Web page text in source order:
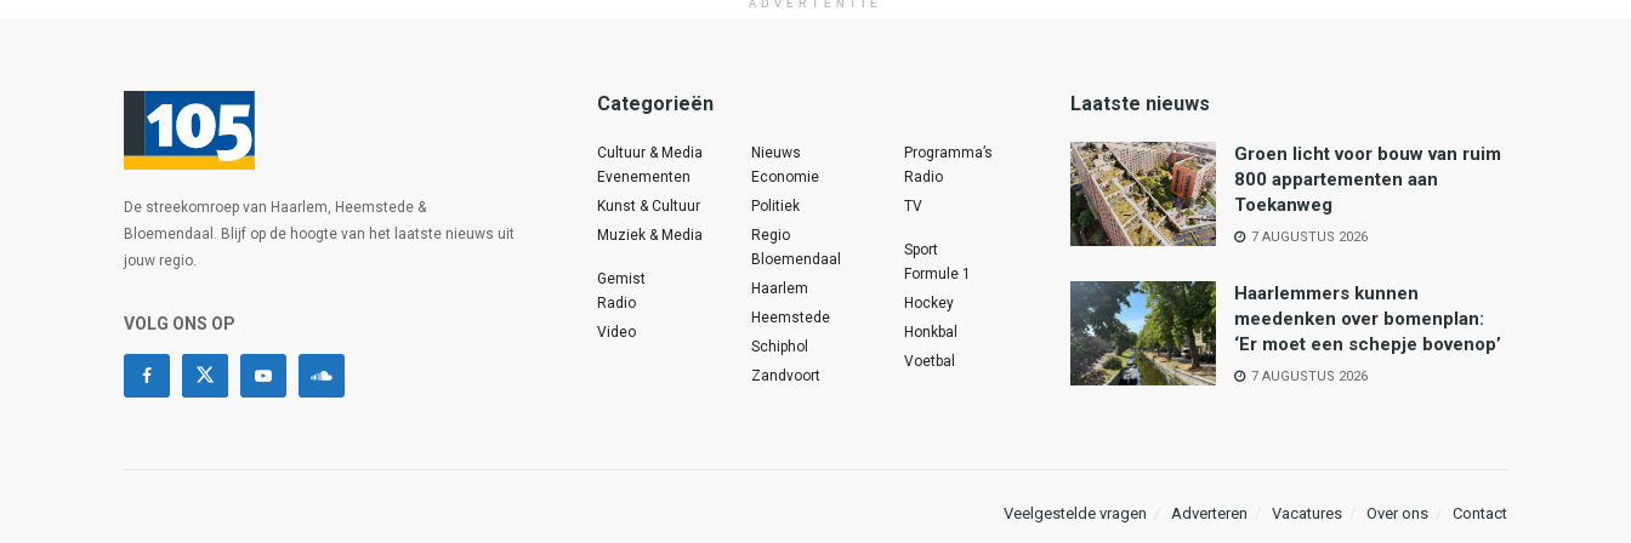
ADVERTENTIE
De streekomroep van Haarlem, Heemstede &
Bloemendaal. Blijf op de hoogte van het laatste nieuws uit
jouw regio.
VOLG ONS OP
Categorieën
Cultuur & Media
Evenementen
Kunst & Cultuur
Muziek & Media
Gemist
Radio
Video
Nieuws
Economie
Politiek
Regio
Bloemendaal
Haarlem
Heemstede
Schiphol
Zandvoort
Programma’s
Radio
TV
Sport
Formule 1
Hockey
Honkbal
Voetbal
Laatste nieuws
Groen licht voor bouw van ruim
800 appartementen aan
Toekanweg
7 AUGUSTUS 2026
Haarlemmers kunnen
meedenken over bomenplan:
‘Er moet een schepje bovenop’
7 AUGUSTUS 2026
Veelgestelde vragen Adverteren Vacatures Over ons Contact